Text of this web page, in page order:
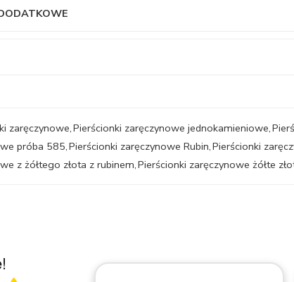
zaręczynowe,Pierścionki zaręczynowe jednokamieniowe,
próba 585,Pierścionki zaręczynowe Rubin,Pierścionki
z żółtego złota z rubinem,Pierścionki zaręczynowe żółte